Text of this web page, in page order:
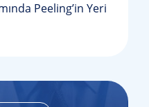
Peeling’in Yeri